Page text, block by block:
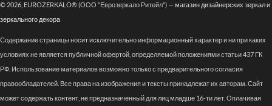
© 2026, EUROZERKALO® (ООО "Еврозеркало Ритейл") —магазин дизайнерских зеркал и
зеркального декора
Содержание страницы носит исключительно информационный характер и ни при каких
условиях не является публичной офертой, определяемой положениями статьи 437 ГК
РФ. Использование материалов возможно только с предварительного согласия
правообладателей. Все права на изображения и тексты принадлежат их авторам. Сайт
может содержать контент, не предназначенный для лиц младше 16-ти лет. Оплачивая